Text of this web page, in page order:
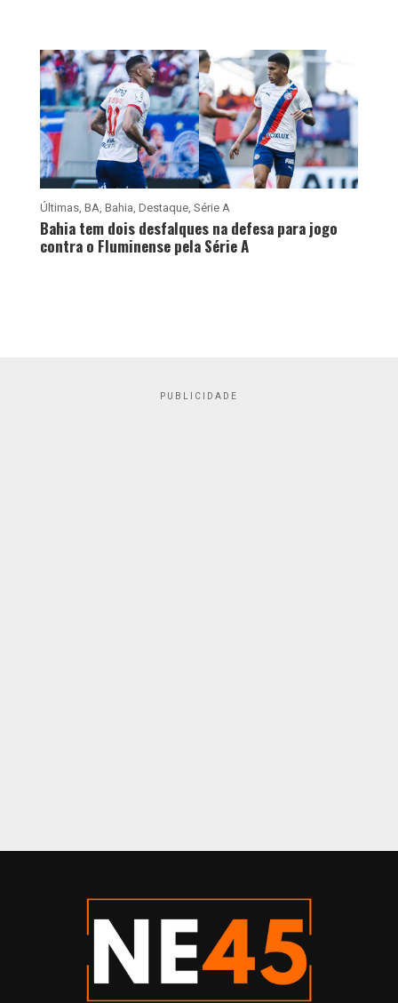
Últimas, BA, Bahia, Destaque, Série A
Bahia tem dois desfalques na defesa para jogo
contra o Fluminense pela Série A
PUBLICIDADE